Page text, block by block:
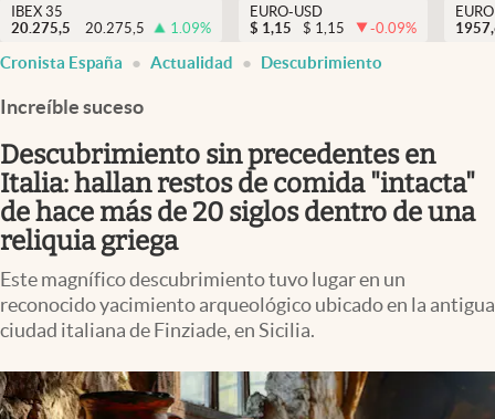
Criptomonedas
España
NOTICIAS
FINANZAS
EURO
IBEX 35
20.275,5
20.275,5 1.09%
EURO-USD
$ 1,15 $ 1,15 -0.09%
Cronista España Actualidad Descubrimiento
Increíble suceso
Descubrimiento sin precedentes en
Italia: hallan restos de comida "intacta"
de hace más de 20 siglos dentro de una
reliquia griega
Este magnífico descubrimiento tuvo lugar en un
reconocido yacimiento arqueológico ubicado en la antigua
ciudad italiana de Finziade, en Sicilia.